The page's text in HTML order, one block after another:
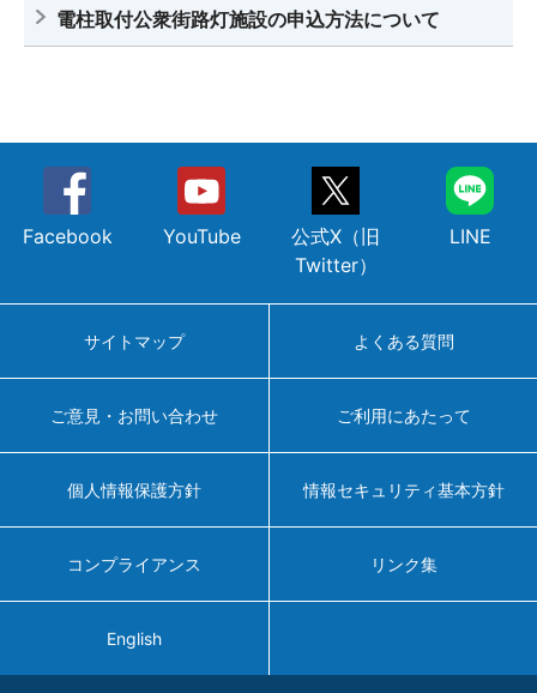
電柱取付公衆街路灯施設の申込方法について
Facebook YouTube
公式X（旧
Twitter）
LINE
サイトマップ よくある質問
ご意見・お問い合わせ ご利用にあたって
個人情報保護方針 情報セキュリティ基本方針
コンプライアンス リンク集
English